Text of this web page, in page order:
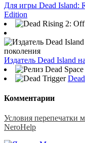
Для игры Dead Island:
Edition
Издатель Dead Island
Комментарии
Условия перепечатки
NeroHelp